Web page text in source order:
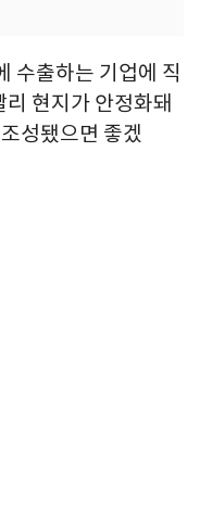
수출하는 기업에 직
현지가 안정화돼
성됐으면 좋겠